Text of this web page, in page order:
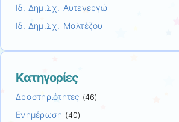
Ιδ. Δημ.Σχ. Αυτενεργώ
Ιδ. Δημ.Σχ. Μαλτέζου
Kατηγορίες
Δραστηριότητες (46)
Ενημέρωση (40)